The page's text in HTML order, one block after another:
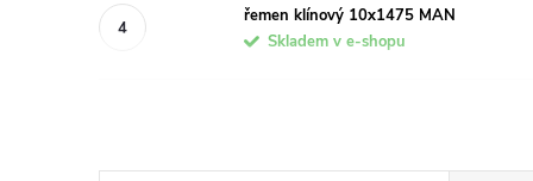
řemen klínový 10x1475 MAN
Skladem v e-shopu